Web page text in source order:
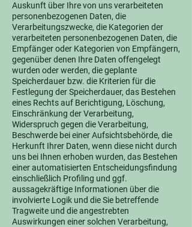
Auskunft über Ihre von uns verarbeiteten
personenbezogenen Daten, die
Verarbeitungszwecke, die Kategorien der
verarbeiteten personenbezogenen Daten, die
Empfänger oder Kategorien von Empfängern,
gegenüber denen Ihre Daten offengelegt
wurden oder werden, die geplante
Speicherdauer bzw. die Kriterien für die
Festlegung der Speicherdauer, das Bestehen
eines Rechts auf Berichtigung, Löschung,
Einschränkung der Verarbeitung,
Widerspruch gegen die Verarbeitung,
Beschwerde bei einer Aufsichtsbehörde, die
Herkunft Ihrer Daten, wenn diese nicht durch
uns bei Ihnen erhoben wurden, das Bestehen
einer automatisierten Entscheidungsfindung
einschließlich Profiling und ggf.
aussagekräftige Informationen über die
involvierte Logik und die Sie betreffende
Tragweite und die angestrebten
Auswirkungen einer solchen Verarbeitung,